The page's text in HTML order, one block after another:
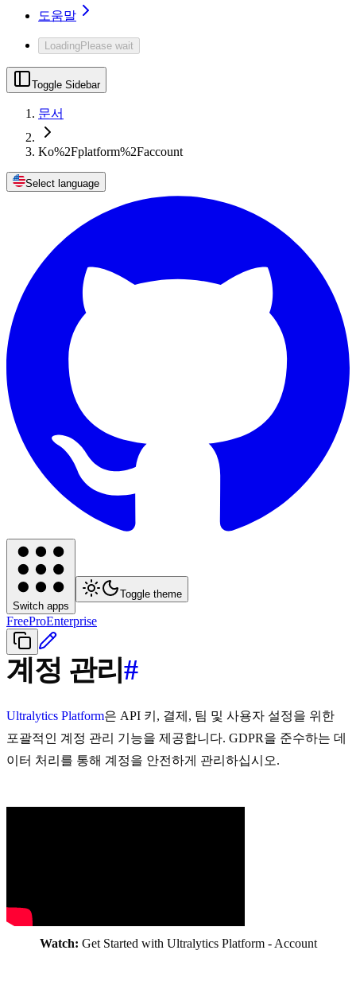
도움말
LoadingPlease wait
Toggle Sidebar
문서
Ko%2Fplatform%2Faccount
Select language
Switch apps
Toggle theme
FreeProEnterprise
계정 관리 #
Ultralytics Platform은 API 키, 결제, 팀 및 사용자 설정을 위한
포괄적인 계정 관리 기능을 제공합니다. GDPR을 준수하는 데
이터 처리를 통해 계정을 안전하게 관리하십시오.
Watch: Get Started with Ultralytics Platform - Account